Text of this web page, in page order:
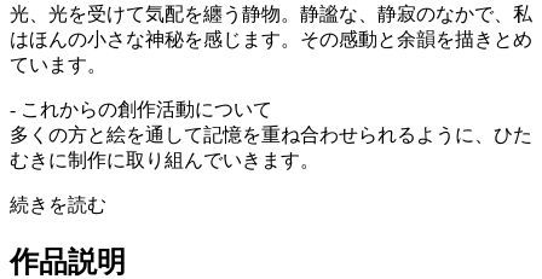
光、光を受けて気配を纏う静物。静謐な、静寂のなかで、私
はほんの小さな神秘を感じます。その感動と余韻を描きとめ
ています。
- これからの創作活動について
多くの方と絵を通して記憶を重ね合わせられるように、ひた
むきに制作に取り組んでいきます。
続きを読む
作品説明